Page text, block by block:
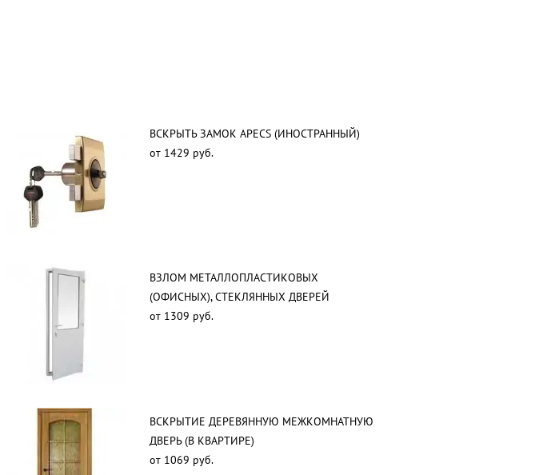
ВСКРЫТЬ ЗАМОК APECS (ИНОСТРАННЫЙ)
от 1429 руб.
ВЗЛОМ МЕТАЛЛОПЛАСТИКОВЫХ
(ОФИСНЫХ), СТЕКЛЯННЫХ ДВЕРЕЙ
от 1309 руб.
ВСКРЫТИЕ ДЕРЕВЯННУЮ МЕЖКОМНАТНУЮ
ДВЕРЬ (В КВАРТИРЕ)
от 1069 руб.